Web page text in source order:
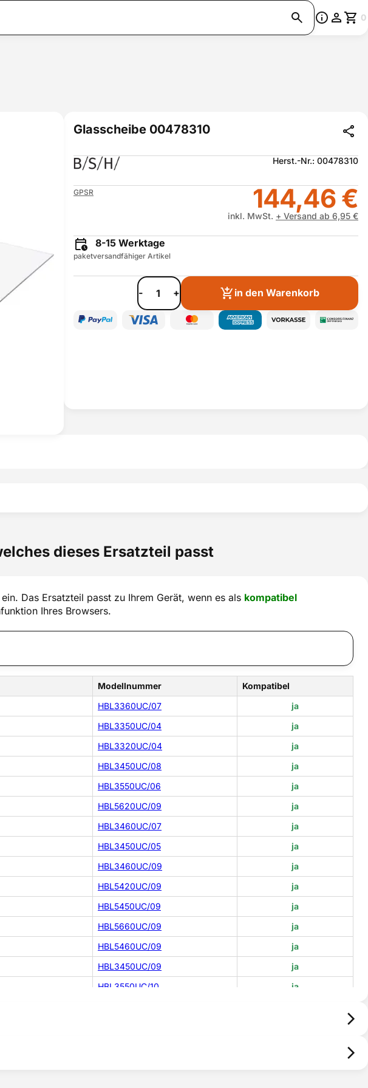
0
Glasscheibe 00478310
Herst.-Nr.: 00478310
GPSR 144,46 €
inkl. MwSt. + Versand ab 6,95 €
8-15 Werktage
paketversandfähiger Artikel
- + in den Warenkorb
dieses Ersatzteil passt
Das Ersatzteil passt zu Ihrem Gerät, wenn es als kompatibel
Ihres Browsers.
Modellnummer
Kompatibel
HBL3360UC/07
ja
HBL3350UC/04
ja
HBL3320UC/04
ja
HBL3450UC/08
ja
HBL3550UC/06
ja
HBL5620UC/09
ja
HBL3460UC/07
ja
HBL3450UC/05
ja
HBL3460UC/09
ja
HBL5420UC/09
ja
HBL5450UC/09
ja
HBL5660UC/09
ja
HBL5460UC/09
ja
HBL3450UC/09
ja
HBL3550UC/10
ja